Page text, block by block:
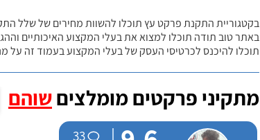
בקטגוריית התקנת פרקט עץ תוכלו להשוות מחירים של שלל
באתר טוב תודה תוכלו למצוא את בעלי המקצוע האיכותיים
תוכלו להיכנס לכרטיסי העסק של בעלי המקצוע בעמוד זה
מתקיני פרקטים מומלציםשוהם
33